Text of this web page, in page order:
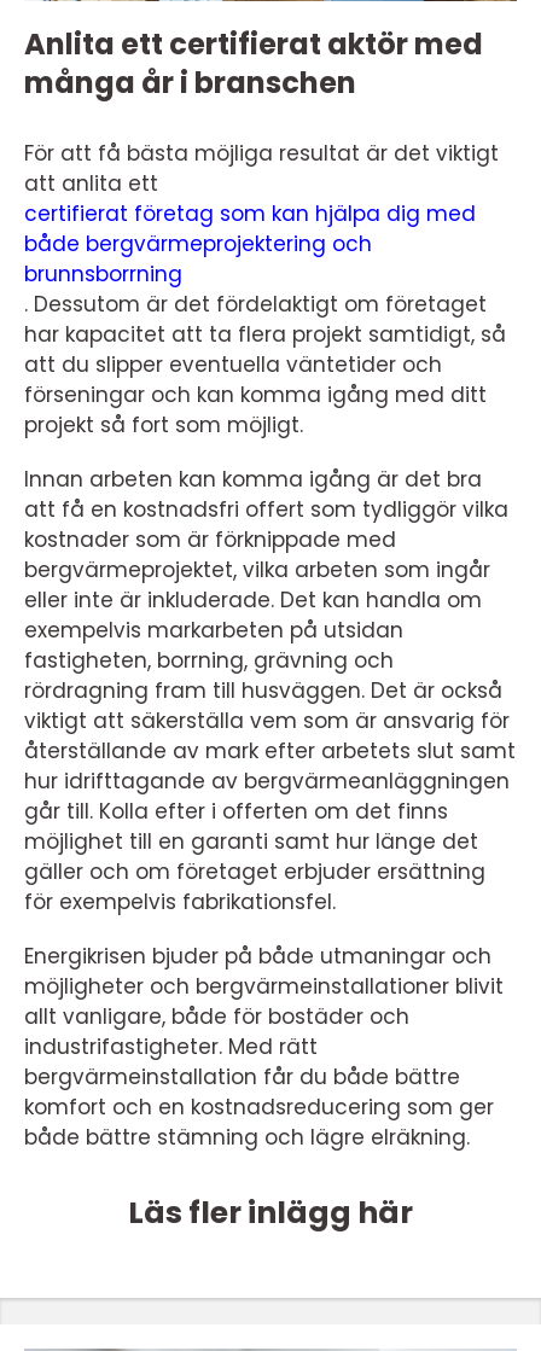
Anlita ett certifierat aktör med
många år i branschen
För att få bästa möjliga resultat är det viktigt
att anlita ett
certifierat företag som kan hjälpa dig med
både bergvärmeprojektering och
brunnsborrning
. Dessutom är det fördelaktigt om företaget
har kapacitet att ta flera projekt samtidigt, så
att du slipper eventuella väntetider och
förseningar och kan komma igång med ditt
projekt så fort som möjligt.
Innan arbeten kan komma igång är det bra
att få en kostnadsfri offert som tydliggör vilka
kostnader som är förknippade med
bergvärmeprojektet, vilka arbeten som ingår
eller inte är inkluderade. Det kan handla om
exempelvis markarbeten på utsidan
fastigheten, borrning, grävning och
rördragning fram till husväggen. Det är också
viktigt att säkerställa vem som är ansvarig för
återställande av mark efter arbetets slut samt
hur idrifttagande av bergvärmeanläggningen
går till. Kolla efter i offerten om det finns
möjlighet till en garanti samt hur länge det
gäller och om företaget erbjuder ersättning
för exempelvis fabrikationsfel.
Energikrisen bjuder på både utmaningar och
möjligheter och bergvärmeinstallationer blivit
allt vanligare, både för bostäder och
industrifastigheter. Med rätt
bergvärmeinstallation får du både bättre
komfort och en kostnadsreducering som ger
både bättre stämning och lägre elräkning.
Läs fler inlägg här